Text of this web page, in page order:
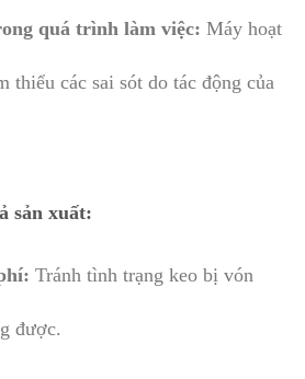
quá trình làm việc: Máy hoạt
thiểu các sai sót do tác động của
sản xuất:
Tránh tình trạng keo bị vón
được.